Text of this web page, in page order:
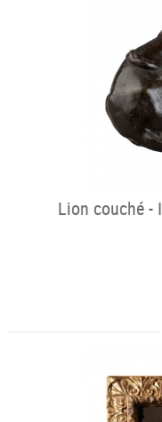
Lion couché -